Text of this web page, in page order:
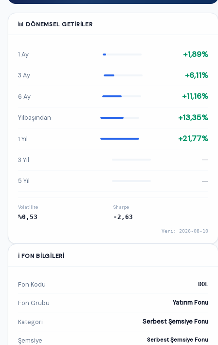
📊 DÖNEMSEL GETIRILER
1 Ay +1,89%
3 Ay +6,11%
6 Ay +11,16%
Yılbaşından +13,35%
1 Yıl +21,77%
3 Yıl —
5 Yıl —
Volatilite
%0,53
Sharpe
-2,63
Veri: 2026-08-10
ℹ️ FON BILGILERI
Fon Kodu DOL
Fon Grubu Yatırım Fonu
Kategori Serbest Şemsiye Fonu
Şemsiye Serbest Şemsiye Fonu